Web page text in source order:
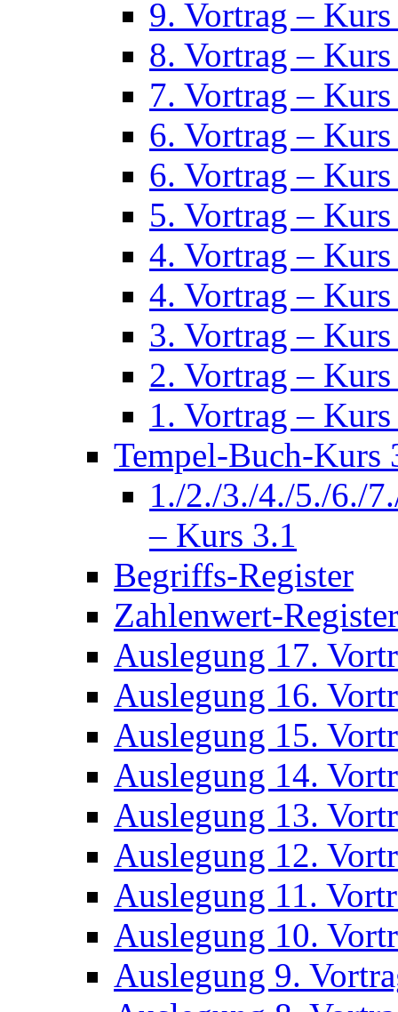
9. Vortrag –
8. Vortrag –
7. Vortrag –
6. Vortrag –
6. Vortrag –
5. Vortrag –
4. Vortrag –
4. Vortrag –
3. Vortrag –
2. Vortrag –
1. Vortrag –
Tempel-Buch-Kurs
1./2./3./4./5./6./
– Kurs 3.1
Begriffs-Register
Zahlenwert-Register
Auslegung 17.
Auslegung 16.
Auslegung 15.
Auslegung 14.
Auslegung 13.
Auslegung 12.
Auslegung 11.
Auslegung 10.
Auslegung 9.